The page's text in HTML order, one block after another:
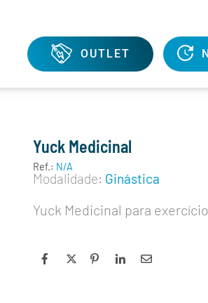
OUTLET
Yuck Medicinal
Ref.: N/A
Modalidade: Ginástica
Yuck Medicinal para